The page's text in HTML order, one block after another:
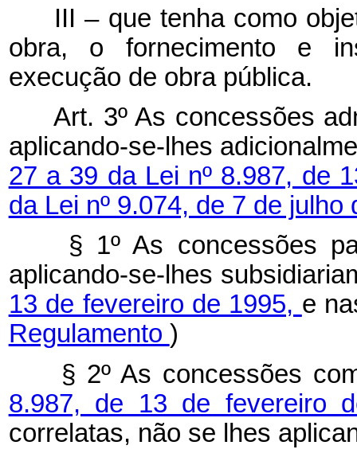
III – que tenha como
obra, o fornecimento e
execução de obra pública.
Art. 3º As concessões
aplicando-se-lhes
27 a 39 da Lei nº 8.987, de
da Lei nº 9.074, de 7 de
§ 1º As concessões
aplicando-se-lhes
13 de fevereiro de 1995, e
Regulamento )
§ 2º As concessões
8.987, de 13 de fevereiro
correlatas, não se lhes